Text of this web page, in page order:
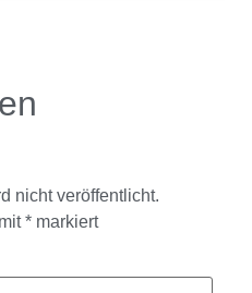
nicht veröffentlicht.
* markiert